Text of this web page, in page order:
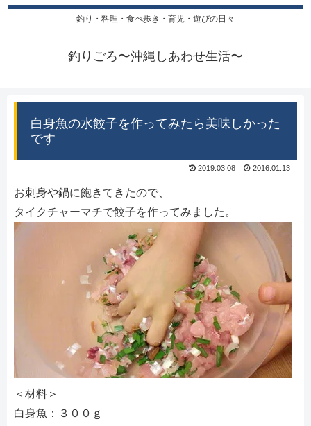
釣り・料理・食べ歩き・育児・遊びの日々
釣りごろ〜沖縄しあわせ生活〜
白身魚の水餃子を作ってみたら美味しかった
です
2019.03.08 2016.01.13
お刺身や鍋に飽きてきたので、
タイクチャーマチで餃子を作ってみました。
＜材料＞
白身魚：３００ｇ